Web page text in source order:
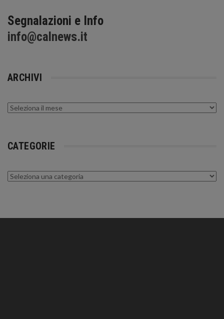
Segnalazioni e Info
info@calnews.it
ARCHIVI
Archivi
CATEGORIE
Categorie